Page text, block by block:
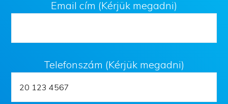
Email cím (Kérjük megadni)
Telefonszám (Kérjük megadni)